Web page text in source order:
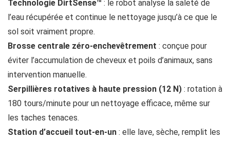
Technologie DirtSense™ : le robot analyse la saleté de
l’eau récupérée et continue le nettoyage jusqu’à ce que le
sol soit vraiment propre.
Brosse centrale zéro-enchevêtrement : conçue pour
éviter l’accumulation de cheveux et poils d’animaux, sans
intervention manuelle.
Serpillières rotatives à haute pression (12 N) : rotation à
180 tours/minute pour un nettoyage efficace, même sur
les taches tenaces.
Station d’accueil tout-en-un : elle lave, sèche, remplit les